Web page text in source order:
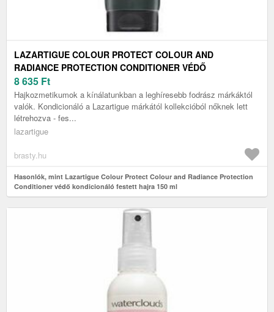
LAZARTIGUE COLOUR PROTECT COLOUR AND
RADIANCE PROTECTION CONDITIONER VÉDŐ
KONDICIONÁLÓ FESTETT HAJRA 150 ML
8 635 Ft
Hajkozmetikumok a kínálatunkban a leghíresebb fodrász márkáktól
valók. Kondicionáló a Lazartigue márkától kollekcióból nőknek lett
létrehozva - fes...
lazartigue
brasty.hu
Hasonlók, mint Lazartigue Colour Protect Colour and Radiance Protection
Conditioner védő kondicionáló festett hajra 150 ml